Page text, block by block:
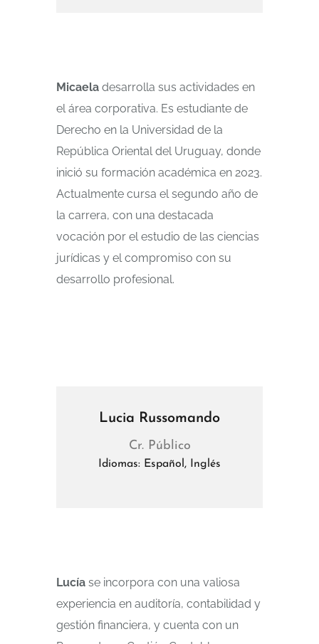
Micaela desarrolla sus actividades en
el área corporativa. Es estudiante de
Derecho en la Universidad de la
República Oriental del Uruguay, donde
inició su formación académica en 2023.
Actualmente cursa el segundo año de
la carrera, con una destacada
vocación por el estudio de las ciencias
jurídicas y el compromiso con su
desarrollo profesional.
Lucia Russomando
Cr. Público
Idiomas: Español, Inglés
Lucía se incorpora con una valiosa
experiencia en auditoría, contabilidad y
gestión financiera, y cuenta con un